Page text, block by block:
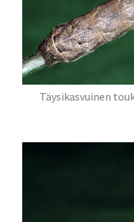
Täysikasvuinen